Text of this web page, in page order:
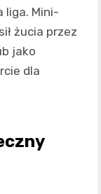
liga. Mini-
żucia przez
jako
dla